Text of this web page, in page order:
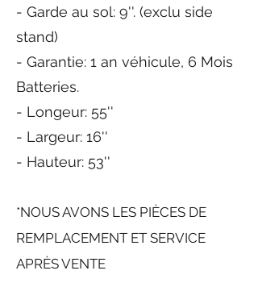
- Garde au sol: 9''. (exclu side
stand)
- Garantie: 1 an véhicule, 6 Mois
Batteries.
- Longeur: 55''
- Largeur: 16''
- Hauteur: 53''
*NOUS AVONS LES PIÈCES DE
REMPLACEMENT ET SERVICE
APRÈS VENTE